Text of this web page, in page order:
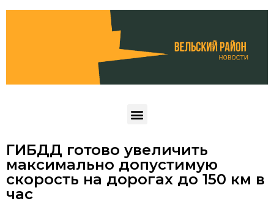
ГИБДД готово увеличить
максимально допустимую
скорость на дорогах до 150 км в
час